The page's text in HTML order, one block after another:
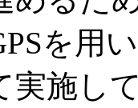
を用
実施し